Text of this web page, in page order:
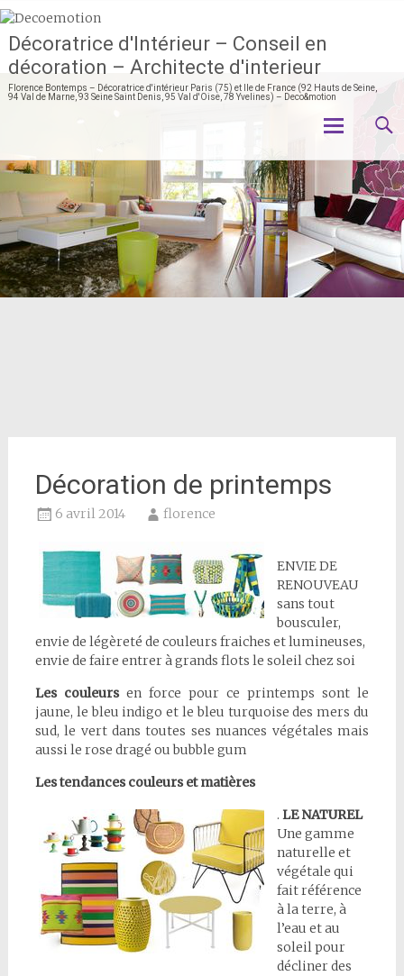
Décoratrice d'Intérieur – Conseil en
décoration – Architecte d'interieur
Florence Bontemps – Décoratrice d'intérieur Paris (75) et Ile de France (92 Hauts de Seine,
94 Val de Marne, 93 Seine Saint Denis, 95 Val d'Oise, 78 Yvelines) – Deco&motion
contenu
principal
Décoration de printemps
6 avril 2014 florence
ENVIE DE
RENOUVEAU
sans tout
bousculer,
envie de légèreté de couleurs fraiches et lumineuses,
envie de faire entrer à grands flots le soleil chez soi
Les couleursen force pour ce printemps sont le
jaune, le bleu indigo et le bleu turquoise des mers du
sud, le vert dans toutes ses nuances végétales mais
aussi le rose dragé ou bubble gum
Les tendances couleurs et matières
. LE NATUREL
Une gamme
naturelle et
végétale qui
fait référence
à la terre, à
l’eau et au
soleil pour
décliner des